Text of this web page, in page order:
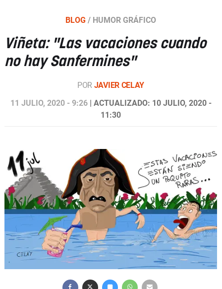
BLOG / HUMOR GRÁFICO
Viñeta: "Las vacaciones cuando
no hay Sanfermines"
POR JAVIER CELAY
11 JULIO, 2020 - 9:26| ACTUALIZADO: 10 JULIO, 2020 -
11:30